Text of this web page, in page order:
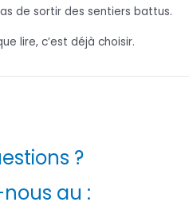
de sortir des sentiers battus.
lire, c’est déjà choisir.
?
au :